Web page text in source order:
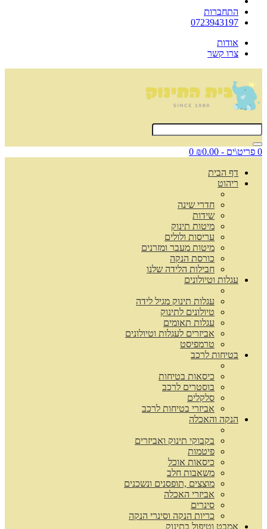
התחברות
0723943197
אודות
צרו קשר
0 פריט\ים - ₪0.00 0
דף הבית
ריהוט
חדרי שינה
שידות
מיטות תינוק
עריסות ולולים
מיטות מעבר ומזרנים
כורסת הנקה
חבילות הלידה שלנו
עגלות וטיולונים
עגלות תינוק מגיל לידה
טיולונים לתינוק
עגלות תאומים
אביזרים לעגלות וטיולונים
טרמפיסט
בטיחות לרכב
כיסאות בטיחות
בוסטרים לרכב
סלקלים
אביזרי בטיחות לרכב
הנקה והאכלה
בקבוקי תינוק ואביזרים
פיטמות
כיסאות אוכל
משאבות חלב
מוצצים ,תופסנים ונשכנים
אביזרי האכלה
סינרים
כריות הנקה וסינרי הנקה
אמבט וטיפול בתינוק